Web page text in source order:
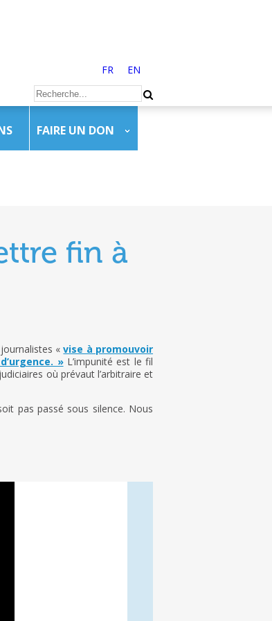
FR EN
FAIRE UN DON
fin à
«vise à promouvoir
»L’impunité est le fil
où prévaut l’arbitraire et
pas passé sous silence. Nous